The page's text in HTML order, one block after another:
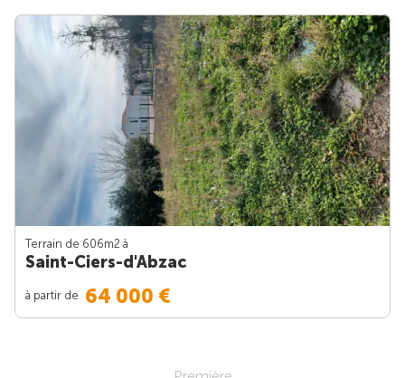
Terrain de 606m2 à
Saint-Ciers-d'Abzac
à partir de 64 000 €